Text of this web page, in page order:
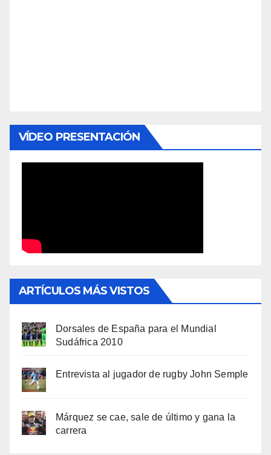
VÍDEO PRESENTACIÓN
ARTÍCULOS MÁS VISTOS
Dorsales de España para el Mundial
Sudáfrica 2010
Entrevista al jugador de rugby John Semple
Márquez se cae, sale de último y gana la
carrera